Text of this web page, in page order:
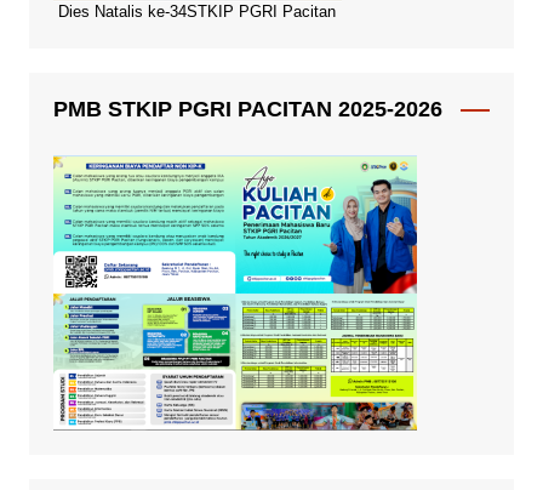
Dies Natalis ke-34STKIP PGRI Pacitan
PMB STKIP PGRI PACITAN 2025-2026